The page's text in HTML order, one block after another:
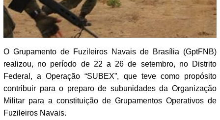
O Grupamento de Fuzileiros Navais de Brasília (GptFNB)
realizou, no período de 22 a 26 de setembro, no Distrito
Federal, a Operação “SUBEX”, que teve como propósito
contribuir para o preparo de subunidades da Organização
Militar para a constituição de Grupamentos Operativos de
Fuzileiros Navais.